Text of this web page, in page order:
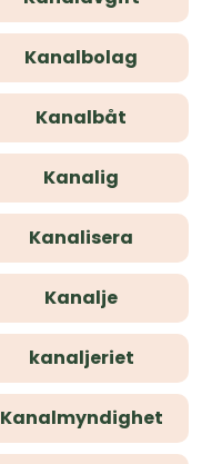
Kanalbolag
Kanalbåt
Kanalig
Kanalisera
Kanalje
kanaljeriet
Kanalmyndighet